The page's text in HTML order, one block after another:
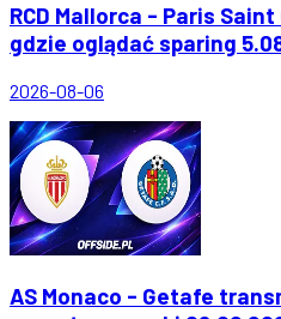
RCD Mallorca - Paris
gdzie oglądać sparing
2026-08-06
AS Monaco - Getafe